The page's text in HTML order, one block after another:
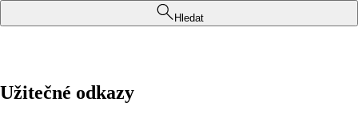
Hledat
Užitečné odkazy